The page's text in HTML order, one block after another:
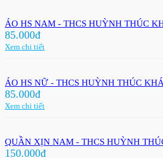
ÁO HS NAM - THCS HUỲNH THÚC
85.000đ
Xem chi tiết
ÁO HS NỮ - THCS HUỲNH THÚC
85.000đ
Xem chi tiết
QUẦN XỊN NAM - THCS HUỲNH
150.000đ